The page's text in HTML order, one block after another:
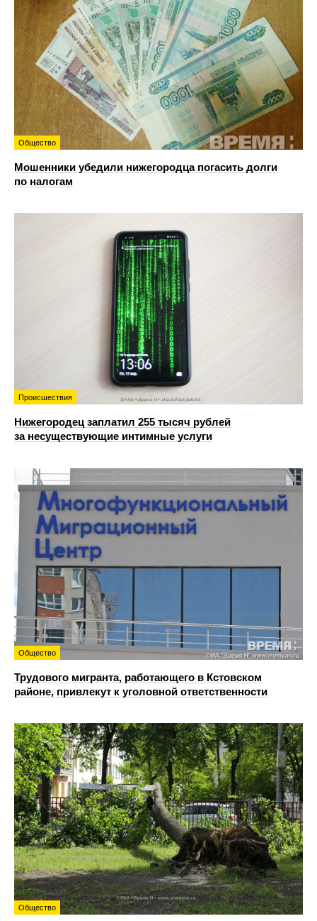
Общество
Мошенники убедили нижегородца погасить долги
по налогам
Происшествия
Нижегородец заплатил 255 тысяч рублей
за несуществующие интимные услуги
Общество
Трудового мигранта, работающего в Кстовском
районе, привлекут к уголовной ответственности
Общество